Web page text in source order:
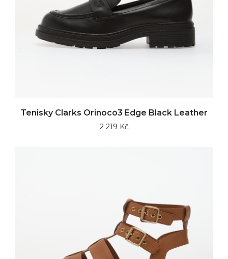
Tenisky Clarks Orinoco3 Edge Black Leather
2 219 Kč